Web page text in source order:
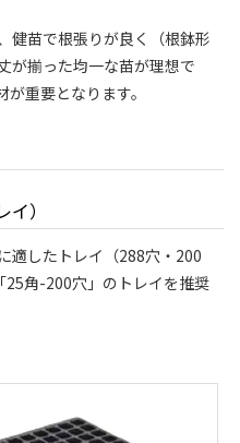
健苗で根張りが良く（根鉢形
が揃った均一な苗が理想で
重要となります。
）
適したトレイ（288穴・200
25角-200穴」のトレイを推奨